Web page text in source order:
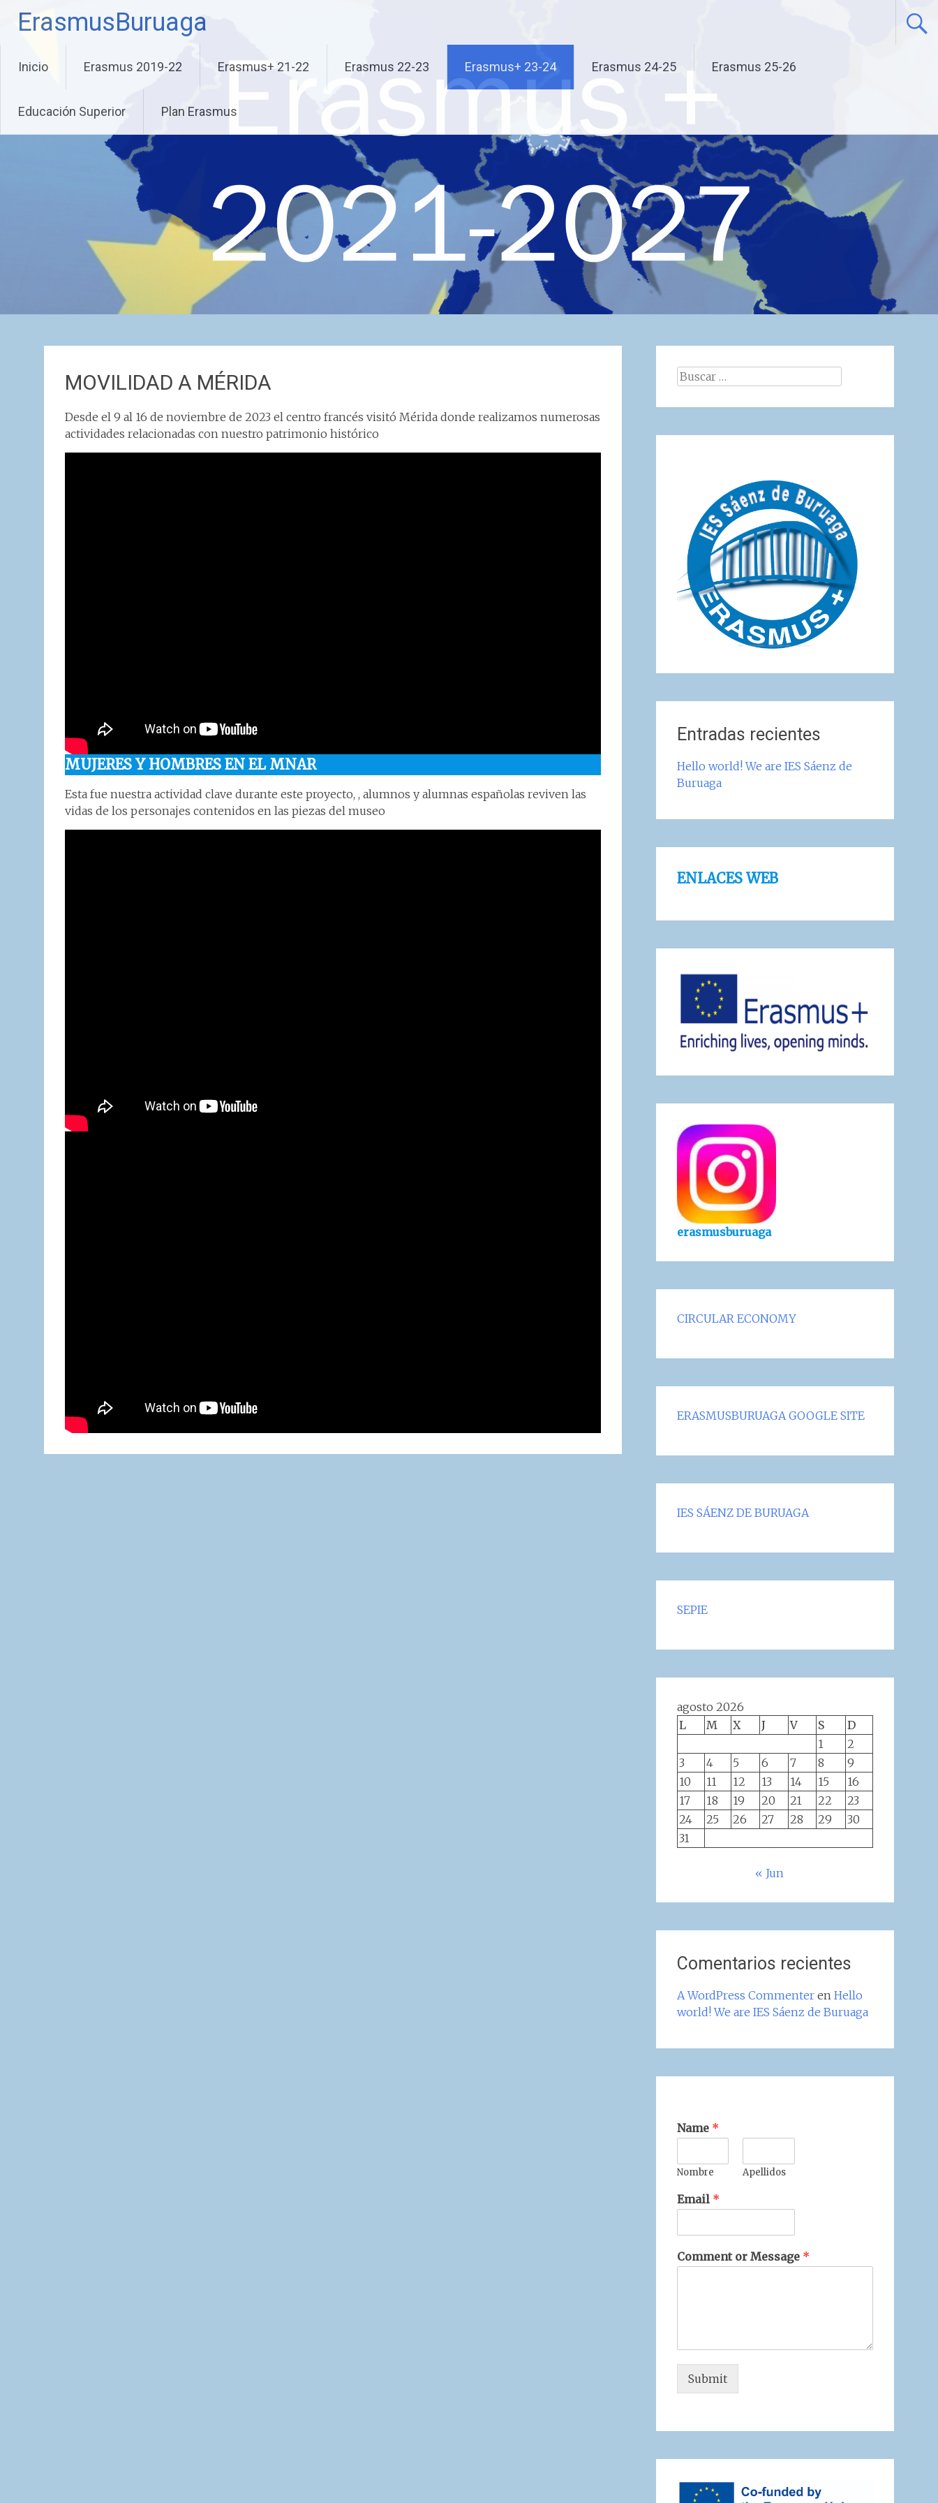
contenido
ErasmusBuruaga
Inicio Erasmus 2019-22 Erasmus+ 21-22 Erasmus 22-23 Erasmus+ 23-24 Erasmus 24-25 Erasmus 25-26
Educación Superior Plan Erasmus
MOVILIDAD A MÉRIDA
Desde el 9 al 16 de noviembre de 2023 el centro francés visitó Mérida donde realizamos numerosas
actividades relacionadas con nuestro patrimonio histórico
MUJERES Y HOMBRES EN EL MNAR
Esta fue nuestra actividad clave durante este proyecto, , alumnos y alumnas españolas reviven las
vidas de los personajes contenidos en las piezas del museo
Buscar:
Entradas recientes
Hello world! We are IES Sáenz de
Buruaga
ENLACES WEB
erasmusburuaga
CIRCULAR ECONOMY
ERASMUSBURUAGA GOOGLE SITE
IES SÁENZ DE BURUAGA
SEPIE
agosto 2026
L
M X J V S
D
1
2
3
4 5 6 7 8
9
10
11 12 13 14 15
16
17
18 19 20 21 22
23
24
25 26 27 28 29
30
31
« Jun
Comentarios recientes
A WordPress Commenteren Hello
world! We are IES Sáenz de Buruaga
Name *
Nombre Apellidos
Email *
Comment or Message *
Submit